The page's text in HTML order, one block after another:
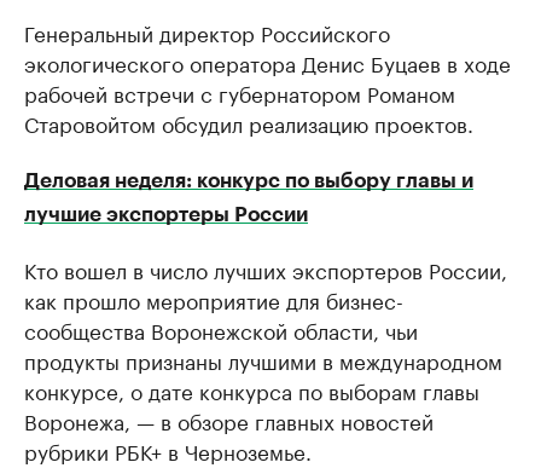
Генеральный директор Российского
экологического оператора Денис Буцаев в ходе
рабочей встречи с губернатором Романом
Старовойтом обсудил реализацию проектов.
Деловая неделя: конкурс по выбору главы и
лучшие экспортеры России
Кто вошел в число лучших экспортеров России,
как прошло мероприятие для бизнес-
сообщества Воронежской области, чьи
продукты признаны лучшими в международном
конкурсе, о дате конкурса по выборам главы
Воронежа, — в обзоре главных новостей
рубрики РБК+ в Черноземье.